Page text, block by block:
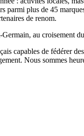
plus de 45
de renom.
au croisement
capables de fédérer
Nous sommes